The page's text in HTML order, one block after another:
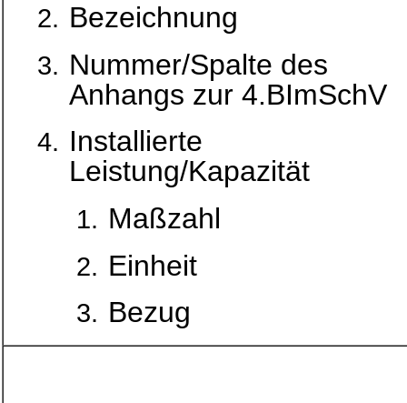
Bezeichnung
Nummer/Spalte des
Anhangs zur 4.BImSchV
Installierte
Leistung/Kapazität
Maßzahl
Einheit
Bezug